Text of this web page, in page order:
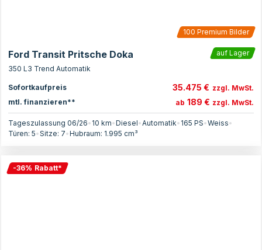
100 Premium Bilder
Ford Transit Pritsche Doka
auf Lager
350 L3 Trend Automatik
Sofortkaufpreis 35.475 € zzgl. MwSt.
mtl. finanzieren**
ab 189 € zzgl. MwSt.
Tageszulassung 06/26• 10 km•Diesel•Automatik• 165 PS•Weiss•
Türen: 5•Sitze: 7•Hubraum: 1.995 cm³
-36% Rabatt*